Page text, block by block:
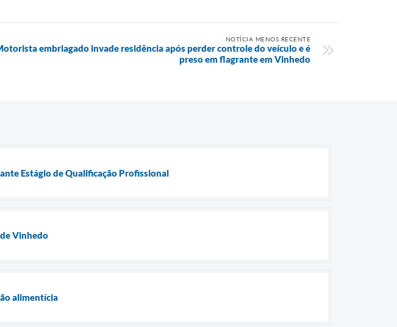
NOTÍCIA MENOS RECENTE
embriagado invade residência após perder controle do veículo e é
preso em flagrante em Vinhedo
Estágio de Qualificação Profissional
Vinhedo
alimentícia